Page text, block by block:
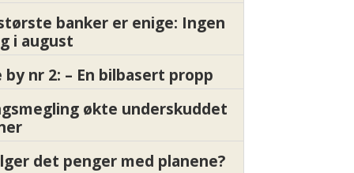
banker er enige: Ingen
i august
nr 2: – En bilbasert propp
økte underskuddet
det penger med planene?